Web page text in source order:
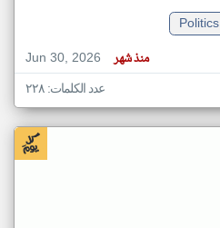
Politics
Jun 30, 2026
منذ شهر
عدد الكلمات: ٢٢٨